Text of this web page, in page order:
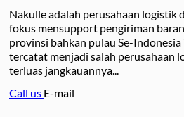
Nakulle adalah perusahaan logistik
fokus mensupport pengiriman
provinsi bahkan pulau Se-
tercatat menjadi salah perusahaan
terluas jangkauannya...
Call us E-mail